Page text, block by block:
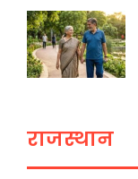
राजस्थान